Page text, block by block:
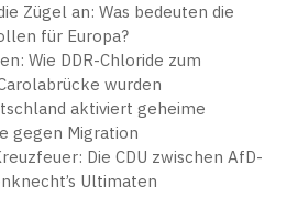
Zügel an: Was bedeuten die
für Europa?
Wie DDR-Chloride zum
wurden
aktiviert geheime
gegen Migration
Die CDU zwischen AfD-
Ultimaten